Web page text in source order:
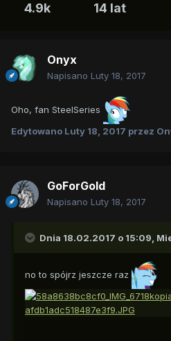
4.9k 14 lat
Onyx
Napisano Luty 18, 2017
Oho, fan SteelSeries
Edytowano Luty 18, 2017 przez
GoForGold
Napisano Luty 18, 2017
Dnia 18.02.2017 o 15:09,
no to spójrz jeszcze raz